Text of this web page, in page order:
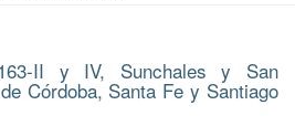
II y IV, Sunchales y San
Córdoba, Santa Fe y Santiago